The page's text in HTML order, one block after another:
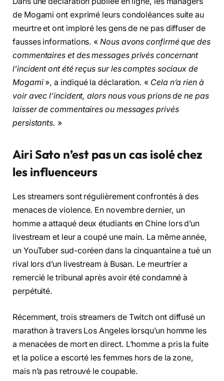
de Mogami ont exprimé leurs condoléances suite au
meurtre et ont imploré les gens de ne pas diffuser de
fausses informations. «Nous avons confirmé que des
commentaires et des messages privés concernant
l’incident ont été reçus sur les comptes sociaux de
Mogami », a indiqué la déclaration. « Cela n’a rien à
voir avec l’incident, alors nous vous prions de ne pas
laisser de commentaires ou messages privés
persistants. »
Airi Sato n’est pas un cas isolé chez
les influenceurs
Les streamers sont régulièrement confrontés à des
menaces de violence. En novembre dernier, un
homme a attaqué deux étudiants en Chine lors d’un
livestream et leur a coupé une main. La même année,
un YouTuber sud-coréen dans la cinquantaine a tué un
rival lors d’un livestream à Busan. Le meurtrier a
remercié le tribunal après avoir été condamné à
perpétuité.
Récemment, trois streamers de Twitch ont diffusé un
marathon à travers Los Angeles lorsqu’un homme les
a menacées de mort en direct. L’homme a pris la fuite
et la police a escorté les femmes hors de la zone,
mais n’a pas retrouvé le coupable.